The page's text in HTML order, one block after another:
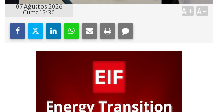
07 Ağustos 2026
Cuma 12:30
A+ A-